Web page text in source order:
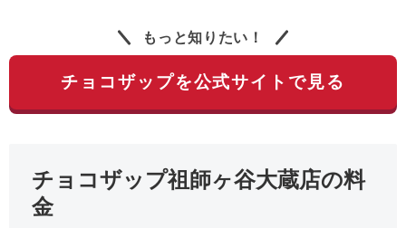
もっと知りたい！
チョコザップを公式サイトで見る
チョコザップ祖師ヶ谷大蔵店の料
金